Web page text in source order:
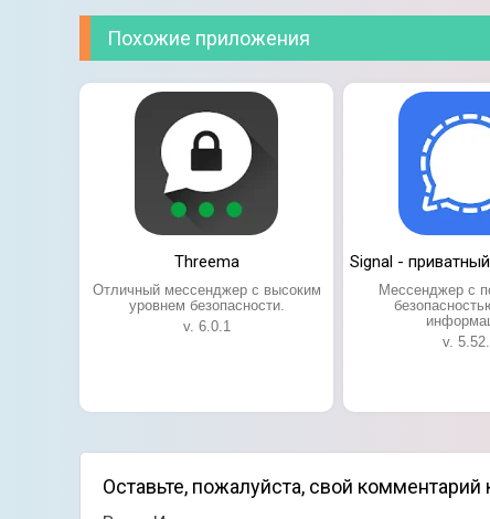
Похожие приложения
Threema
Отличный мессенджер с высоким
уровнем безопасности.
v. 6.0.1
Signal -
Мессенджер с
v.
Оставьте, пожалуйста, свой